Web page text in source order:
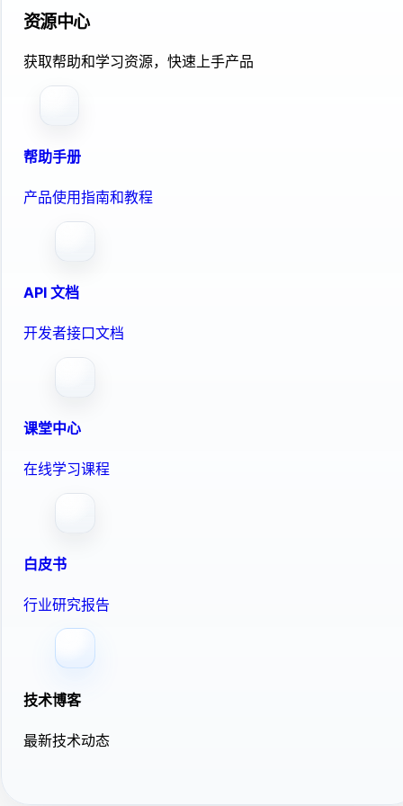
资源中心
获取帮助和学习资源，快速上手产品
帮助手册
产品使用指南和教程
API 文档
开发者接口文档
课堂中心
在线学习课程
白皮书
行业研究报告
技术博客
最新技术动态